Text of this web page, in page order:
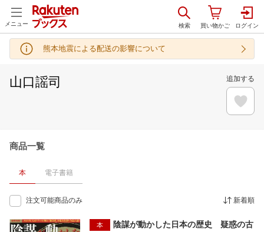
メニュー
熊本地震による配送の影響について
山口謡司 追加する
商品一覧
本 電子書籍
注文可能商品のみ 新着順
本
陰謀が動かした日本の歴史 疑惑の古